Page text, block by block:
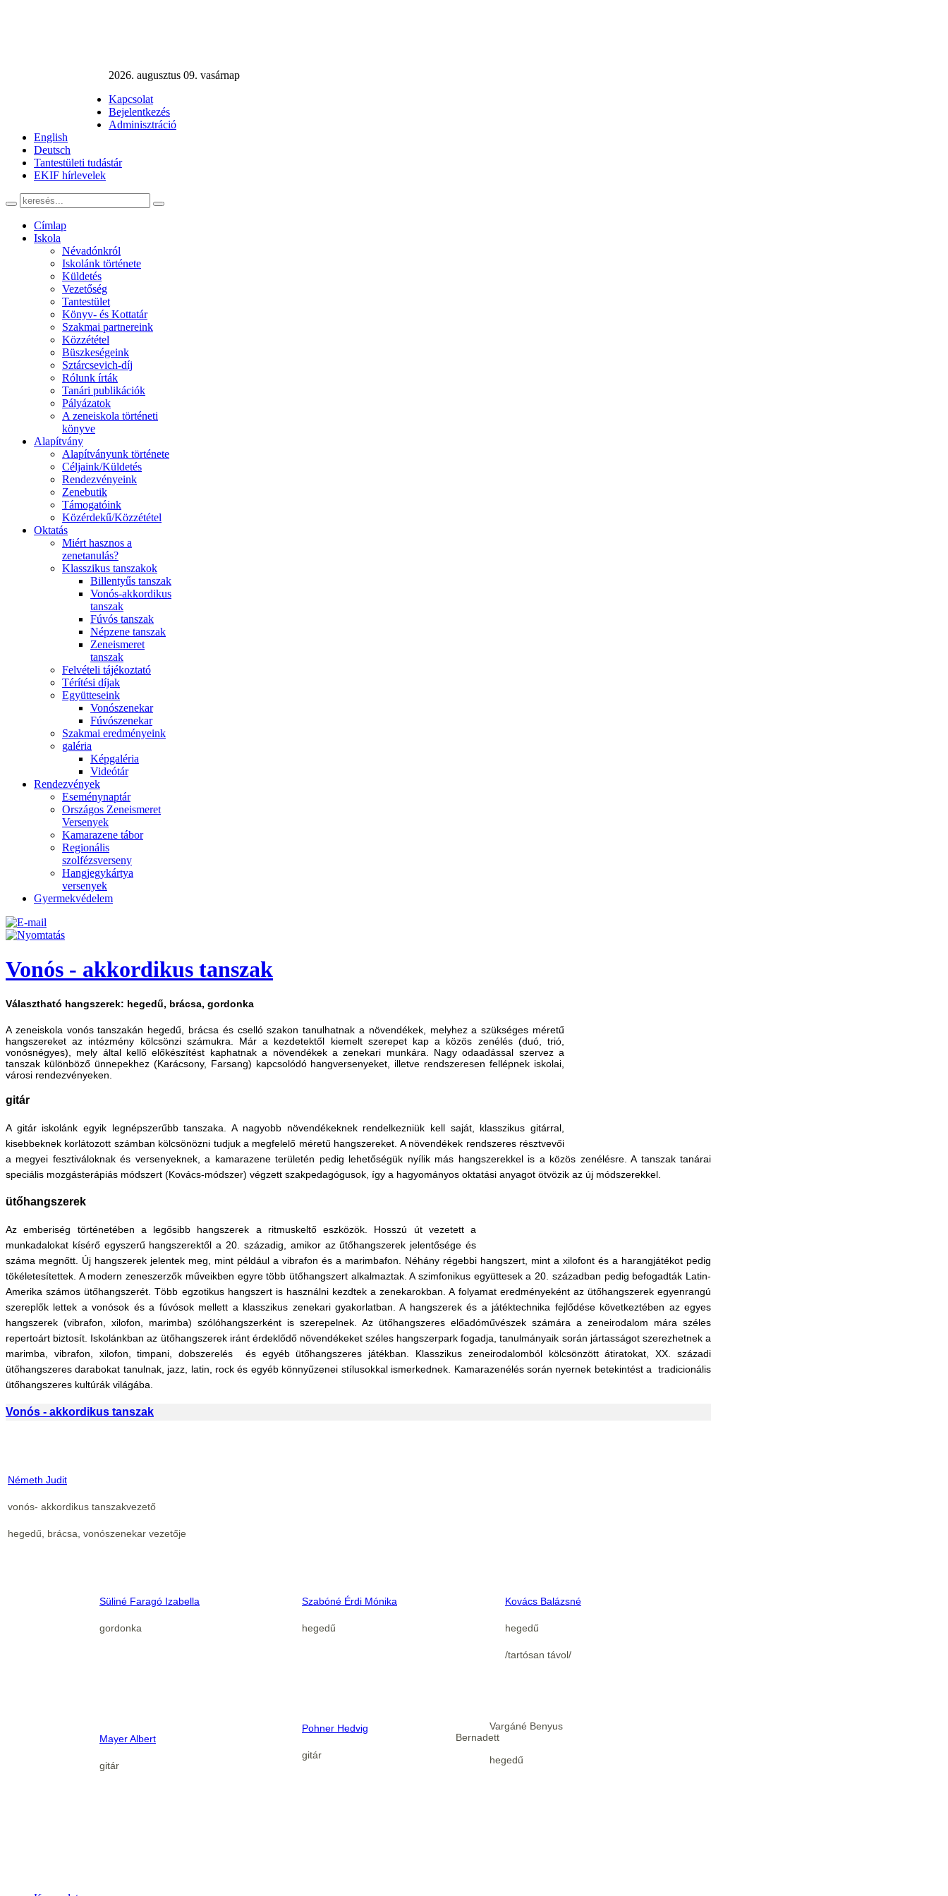
2026. augusztus 09. vasárnap
Kapcsolat
Bejelentkezés
Adminisztráció
English
Deutsch
Tantestületi tudástár
EKIF hírlevelek
Címlap
Iskola
Névadónkról
Iskolánk története
Küldetés
Vezetőség
Tantestület
Könyv- és Kottatár
Szakmai partnereink
Közzététel
Büszkeségeink
Sztárcsevich-díj
Rólunk írták
Tanári publikációk
Pályázatok
A zeneiskola történeti
könyve
Alapítvány
Alapítványunk története
Céljaink/Küldetés
Rendezvényeink
Zenebutik
Támogatóink
Közérdekű/Közzététel
Oktatás
Miért hasznos a
zenetanulás?
Klasszikus tanszakok
Billentyűs tanszak
Vonós-akkordikus
tanszak
Fúvós tanszak
Népzene tanszak
Zeneismeret
tanszak
Felvételi tájékoztató
Térítési díjak
Együtteseink
Vonószenekar
Fúvószenekar
Szakmai eredményeink
galéria
Képgaléria
Videótár
Rendezvények
Eseménynaptár
Országos Zeneismeret
Versenyek
Kamarazene tábor
Regionális
szolfézsverseny
Hangjegykártya
versenyek
Gyermekvédelem
Vonós - akkordikus tanszak
Választható hangszerek: hegedű, brácsa, gordonka
A zeneiskola vonós tanszakán hegedű, brácsa és cselló szakon tanulhatnak a növendékek, melyhez a szükséges méretű
hangszereket az intézmény kölcsönzi számukra. Már a kezdetektől kiemelt szerepet kap a közös zenélés (duó, trió,
vonósnégyes), mely által kellő előkészítést kaphatnak a növendékek a zenekari munkára. Nagy odaadással szervez a
tanszak különböző ünnepekhez (Karácsony, Farsang) kapcsolódó hangversenyeket, illetve rendszeresen fellépnek iskolai,
városi rendezvényeken.
gitár
A gitár iskolánk egyik legnépszerűbb tanszaka. A nagyobb növendékeknek rendelkezniük kell saját, klasszikus gitárral,
kisebbeknek korlátozott számban kölcsönözni tudjuk a megfelelő méretű hangszereket. A növendékek rendszeres résztvevői
a megyei fesztiváloknak és versenyeknek, a kamarazene területén pedig lehetőségük nyílik más hangszerekkel is a közös zenélésre. A tanszak tanárai
speciális mozgásterápiás módszert (Kovács-módszer) végzett szakpedagógusok, így a hagyományos oktatási anyagot ötvözik az új módszerekkel.
ütőhangszerek
Az emberiség történetében a legősibb hangszerek a ritmuskeltő eszközök. Hosszú út vezetett a
munkadalokat kísérő egyszerű hangszerektől a 20. századig, amikor az űtőhangszerek jelentősége és
száma megnőtt. Új hangszerek jelentek meg, mint például a vibrafon és a marimbafon. Néhány régebbi hangszert, mint a xilofont és a harangjátékot pedig
tökéletesítettek. A modern zeneszerzők műveikben egyre több ütőhangszert alkalmaztak. A szimfonikus együttesek a 20. században pedig befogadták Latin-
Amerika számos ütőhangszerét. Több egzotikus hangszert is használni kezdtek a zenekarokban. A folyamat eredményeként az ütőhangszerek egyenrangú
szereplők lettek a vonósok és a fúvósok mellett a klasszikus zenekari gyakorlatban. A hangszerek és a játéktechnika fejlődése következtében az egyes
hangszerek (vibrafon, xilofon, marimba) szólóhangszerként is szerepelnek. Az ütőhangszeres előadóművészek számára a zeneirodalom mára széles
repertoárt biztosít. Iskolánkban az ütőhangszerek iránt érdeklődő növendékeket széles hangszerpark fogadja, tanulmányaik során jártasságot szerezhetnek a
marimba, vibrafon, xilofon, timpani, dobszerelés
és egyéb ütőhangszeres játékban. Klasszikus zeneirodalomból kölcsönzött átiratokat, XX. századi
ütőhangszeres darabokat tanulnak, jazz, latin, rock és egyéb könnyűzenei stílusokkal ismerkednek. Kamarazenélés során nyernek betekintést a tradicionális
ütőhangszeres kultúrák világába.
Vonós - akkordikus tanszak
Németh Judit
vonós- akkordikus tanszakvezető
hegedű, brácsa, vonószenekar vezetője
Süliné Faragó Izabella
gordonka
Szabóné Érdi Mónika
hegedű
Kovács Balázsné
hegedű
/tartósan távol/
Mayer Albert
gitár
Pohner Hedvig
gitár
Vargáné Benyus
Bernadett
hegedű